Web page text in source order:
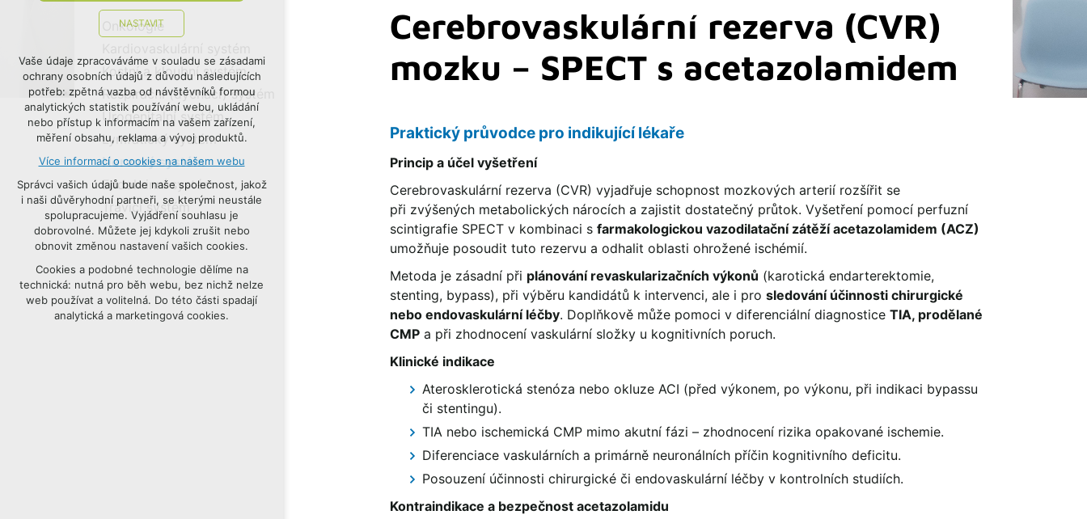
Cerebrovaskulární rezerva (CVR)
mozku – SPECT s acetazolamidem
Praktický průvodce pro indikující lékaře
Princip a účel vyšetření
Cerebrovaskulární rezerva (CVR) vyjadřuje schopnost mozkových arterií rozšířit se
při zvýšených metabolických nárocích a zajistit dostatečný průtok. Vyšetření pomocí perfuzní
scintigrafie SPECT v kombinaci sfarmakologickou vazodilatační zátěží acetazolamidem (ACZ)
umožňuje posoudit tuto rezervu a odhalit oblasti ohrožené ischémií.
Metoda je zásadní při plánování revaskularizačních výkonů (karotická endarterektomie,
stenting, bypass), při výběru kandidátů k intervenci, ale i prosledování účinnosti chirurgické
nebo endovaskulární léčby. Doplňkově může pomoci v diferenciální diagnosticeTIA, prodělané
CMP a při zhodnocení vaskulární složky u kognitivních poruch.
Klinické indikace
Aterosklerotická stenóza nebo okluze ACI (před výkonem, po výkonu, při indikaci bypassu
či stentingu).
TIA nebo ischemická CMP mimo akutní fázi – zhodnocení rizika opakované ischemie.
Diferenciace vaskulárních a primárně neuronálních příčin kognitivního deficitu.
Posouzení účinnosti chirurgické či endovaskulární léčby v kontrolních studiích.
Kontraindikace a bezpečnost acetazolamidu
Onkologie
Kostní a kloubní systém
Respirační (dýchací) systém
Urogenitalní systém
Lymfatický systém
Nervový systém
Endokrinní systém
Trávicí systém
NASTAVIT
Technická cookies
nutná pro provozování webu
udržení kontextu stránek (session):
případná přihlášení, volby jazyka, apod.
Volitelná cookies
analytická pro anonymizované
vyhodnocení návštěvnosti
marketingová cookies (Google, Seznam,
Facebook)
Více informací o cookies na našem webu
PŘIJMOUT VŠECHNY COOKIES
ODMÍTNOUT VOLITELNÁ
Vaše údaje zpracováváme v souladu se zásadami
ochrany osobních údajů z důvodu následujících
potřeb: zpětná vazba od návštěvníků formou
analytických statistik používání webu, ukládání
nebo přístup k informacím na vašem zařízení,
měření obsahu, reklama a vývoj produktů.
Více informací o cookies na našem webu
Správci vašich údajů bude naše společnost, jakož
i naši důvěryhodní partneři, se kterými neustále
spolupracujeme. Vyjádření souhlasu je
dobrovolné. Můžete jej kdykoli zrušit nebo
obnovit změnou nastavení vašich cookies.
Cookies a podobné technologie dělíme na
technická: nutná pro běh webu, bez nichž nelze
web používat a volitelná. Do této části spadají
analytická a marketingová cookies.